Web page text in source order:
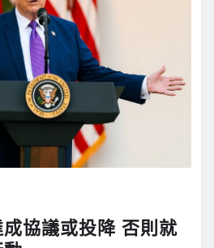
協議或投降 否則就